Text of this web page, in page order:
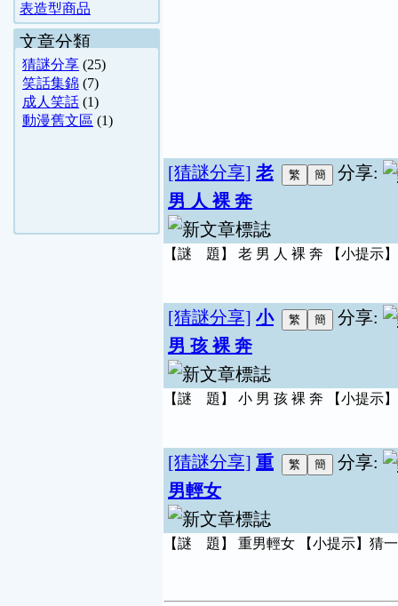
表造型商品
文章分類
猜謎分享 (25)
笑話集錦 (7)
成人笑話 (1)
動漫舊文區 (1)
分享:
[猜謎分享] 老
男 人 裸 奔
【謎 題】 老 男 人 裸 奔 【小提示
分享:
[猜謎分享] 小
男 孩 裸 奔
【謎 題】 小 男 孩 裸 奔 【小提示
分享:
[猜謎分享] 重
男輕女
【謎 題】 重男輕女 【小提示】猜